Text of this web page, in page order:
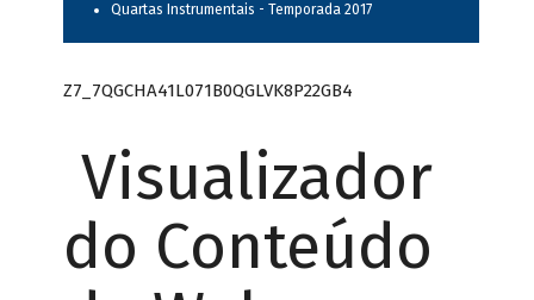
Quartas Instrumentais - Temporada 2017
Z7_7QGCHA41L071B0QGLVK8P22GB4
Visualizador
do Conteúdo